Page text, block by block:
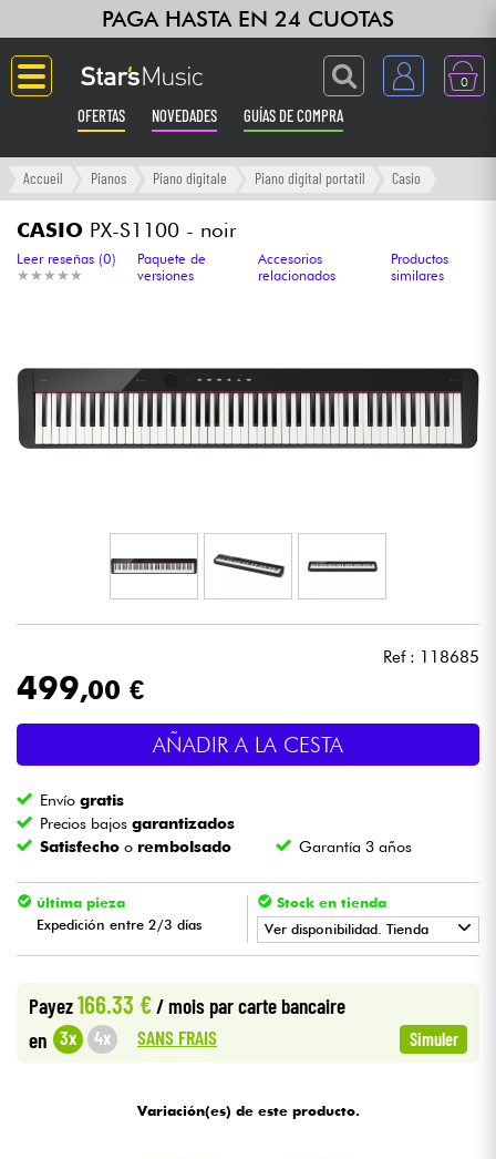
PAGA HASTA EN 24 CUOTAS
0
OFERTAS NOVEDADES GUÍAS DE COMPRA
Langue
Guitarras & Bajos
Ampli & Efectos
Sintetizadores & samplers
Micros
Sistemas de Sonido
Batería y percusión
Violines y cuarteto
Cables & Acces.
Accueil Pianos Piano digitale Piano digital portatil Casio
CASIO PX-S1100 - noir
★ ★ ★ ★ ★
★ ★ ★ ★ ★
Leer reseñas (0)
Paquete de
versiones
Accesorios
relacionados
Productos
similares
Ref : 118685
499,00 €
AÑADIR A LA CESTA
Envíogratis
Precios bajosgarantizados
Satisfecho o rembolsado Garantía 3 años
última pieza
Expedición entre 2/3 días
Stock en tienda
Ver disponibilidad. Tienda
•
• Star
Payez166.33 €/ mois par carte bancaire
en 3x 4x SANS FRAIS Simuler
Variación(es) de este producto.